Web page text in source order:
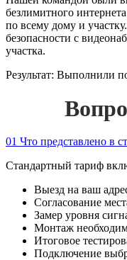
безлимитного
по всему дому и
безопасности с
участка.
Результат: Выполнили
01 Что представлено в
Стандартный тариф
Выезд на ваш
Согласование
Замер уровня
Монтаж
Итоговое
Подключение